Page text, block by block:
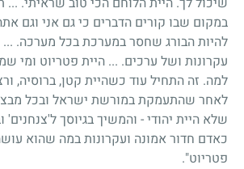
במקום שבו קורים הדברים כי גם אני וגם
להיות הבורג שחסר במערכת בכל מערכה.
עקרונות ושל ערכים. ... היית פטריוט ומי
למה. זה התחיל עוד כשהיית קטן, ברוסיה,
לאחר שהתעמקת במורשת ישראל ובכל
שלא היית יהודי - והמשיך בגיוסך
כאדם חדור אמונה ועקרונות במה שהוא
פטריוט".